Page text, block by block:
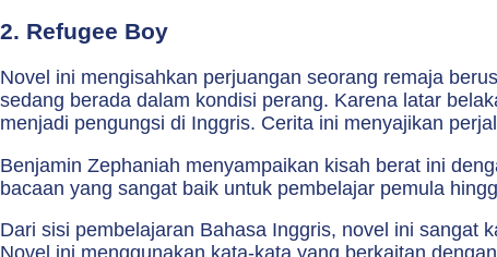
2. Refugee Boy
Novel ini mengisahkan perjuangan seorang remaja
sedang berada dalam kondisi perang. Karena latar
menjadi pengungsi di Inggris. Cerita ini menyajikan
Benjamin Zephaniah menyampaikan kisah berat ini
bacaan yang sangat baik untuk pembelajar pemula
Dari sisi pembelajaran Bahasa Inggris, novel ini sangat